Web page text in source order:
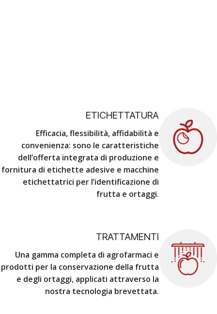
ETICHETTATURA
Efficacia, flessibilità, affidabilità e
convenienza: sono le caratteristiche
dell’offerta integrata di produzione e
fornitura di etichette adesive e macchine
etichettatrici per l’identificazione di
frutta e ortaggi.
TRATTAMENTI
Una gamma completa di agrofarmaci e
prodotti per la conservazione della frutta
e degli ortaggi, applicati attraverso la
nostra tecnologia brevettata.